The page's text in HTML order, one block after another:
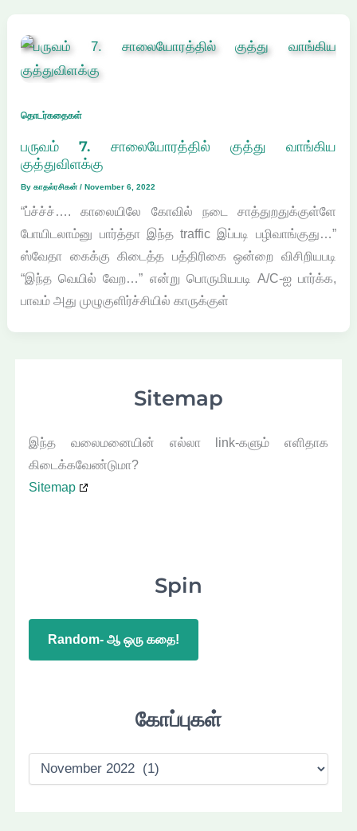
தொடர்கதைகள்
பருவம் 7. சாலையோரத்தில் குத்து வாங்கிய
குத்துவிளக்கு
Byகாதல்ரசிகன்/November 6, 2022
“ப்ச்ச்ச்…. காலையிலே கோவில் நடை சாத்துறதுக்குள்ளே
போயிடலாம்னு பார்த்தா இந்த traffic இப்படி பழிவாங்குது…”
ஸ்வேதா கைக்கு கிடைத்த பத்திரிகை ஒன்றை விசிறியபடி
“இந்த வெயில் வேற…” என்று பொருமியபடி A/C-ஐ பார்க்க,
பாவம் அது முழுகுளிர்ச்சியில் காருக்குள்
Sitemap
இந்த வலைமனையின் எல்லா link-களும் எளிதாக
கிடைக்கவேண்டுமா?
Sitemap
Spin
Random- ஆ ஒரு கதை!
கோப்புகள்
கோ
ப்